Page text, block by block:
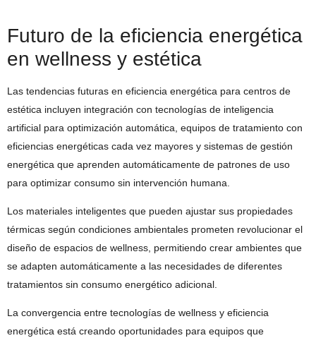
Futuro de la eficiencia energética
en wellness y estética
Las tendencias futuras en eficiencia energética para centros de
estética incluyen integración con tecnologías de inteligencia
artificial para optimización automática, equipos de tratamiento con
eficiencias energéticas cada vez mayores y sistemas de gestión
energética que aprenden automáticamente de patrones de uso
para optimizar consumo sin intervención humana.
Los materiales inteligentes que pueden ajustar sus propiedades
térmicas según condiciones ambientales prometen revolucionar el
diseño de espacios de wellness, permitiendo crear ambientes que
se adapten automáticamente a las necesidades de diferentes
tratamientos sin consumo energético adicional.
La convergencia entre tecnologías de wellness y eficiencia
energética está creando oportunidades para equipos que